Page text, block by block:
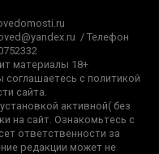
/ Телефон
материалы 18+
с политикой
сайта.
активной( без
на сайт. Ознакомьтесь с
ответственности за
редакции может не